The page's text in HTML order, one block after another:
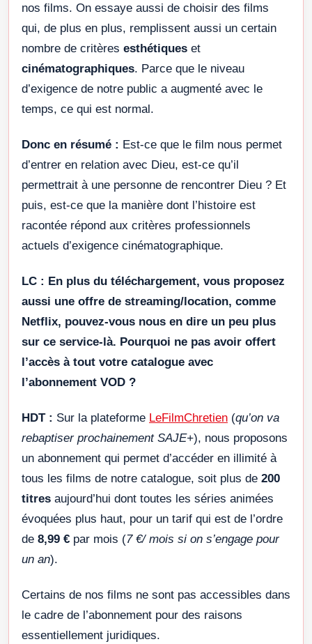
nos films. On essaye aussi de choisir des films
qui, de plus en plus, remplissent aussi un certain
nombre de critères esthétiques et
cinématographiques. Parce que le niveau
d’exigence de notre public a augmenté avec le
temps, ce qui est normal.
Donc en résumé : Est-ce que le film nous permet
d’entrer en relation avec Dieu, est-ce qu’il
permettrait à une personne de rencontrer Dieu ? Et
puis, est-ce que la manière dont l’histoire est
racontée répond aux critères professionnels
actuels d’exigence cinématographique.
LC : En plus du téléchargement, vous proposez
aussi une offre de streaming/location, comme
Netflix, pouvez-vous nous en dire un peu plus
sur ce service-là. Pourquoi ne pas avoir offert
l’accès à tout votre catalogue avec
l’abonnement VOD ?
HDT : Sur la plateforme LeFilmChretien (qu’on va
rebaptiser prochainement SAJE+), nous proposons
un abonnement qui permet d’accéder en illimité à
tous les films de notre catalogue, soit plus de 200
titres aujourd’hui dont toutes les séries animées
évoquées plus haut, pour un tarif qui est de l’ordre
de 8,99 € par mois (7 €/ mois si on s’engage pour
un an).
Certains de nos films ne sont pas accessibles dans
le cadre de l’abonnement pour des raisons
essentiellement juridiques.